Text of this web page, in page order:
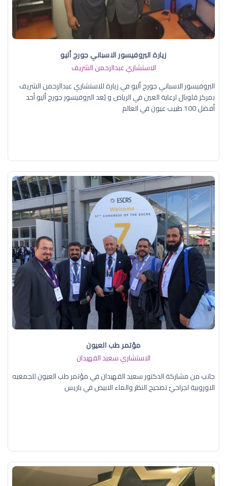
زيارة البروفيسور الاسباني جورج أليو
الاستشاري عبدالرحمن الشريف
البروفيسور الاسباني جورج أليو في زيارة للاستشاري عبدالرحمن الشريف
بمركز قلوبال لرعاية العين في الرياض و يُعد البروفيسور جورج أليو أحد
أفضل 100 طبيب عيون في العالم
مؤتمر طب العيون
الاستشاري سعيد القهيدان
جانب من مشاركة الدكتور سعيد القهيدان في مؤتمر طب العيون للجمعيه
الاوروبية لجراحيّ تصحيح النظر والماء الابيض في باريس